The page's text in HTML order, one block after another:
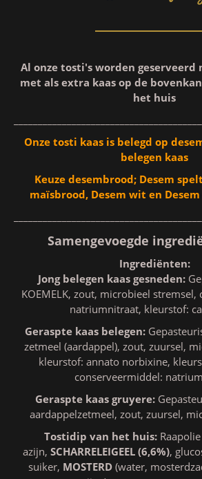
Al onze tosti's worden geserveerd
met als extra kaas op de
het huis
Onze tosti kaas is belegd op
belegen kaas
Keuze desembrood; Desem
maïsbrood, Desem wit en
Samengevoegde
Ingrediënten:
Jong belegen kaas gesneden:
KOEMELK, zout, microbieel
natriumnitraat, kleurstof:
Geraspte kaas belegen:
zetmeel (aardappel), zout, zuursel,
kleurstof: annato norbixine,
conserveermiddel:
Geraspte kaas gruyere:
aardappelzetmeel, zout, zuursel,
Tostidip van het huis:
azijn, SCHARRELEIGEEL (6,6%),
suiker, MOSTERD (water,